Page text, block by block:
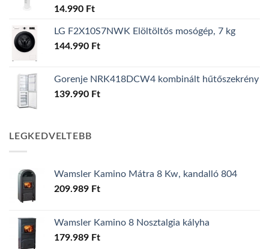
14.990 Ft
LG F2X10S7NWK Elöltöltős mosógép, 7 kg
144.990 Ft
Gorenje NRK418DCW4 kombinált hűtőszekrény
139.990 Ft
LEGKEDVELTEBB
Wamsler Kamino Mátra 8 Kw, kandalló 804
209.989 Ft
Wamsler Kamino 8 Nosztalgia kályha
179.989 Ft